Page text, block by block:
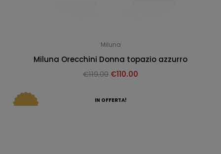
Miluna
Miluna Orecchini Donna topazio azzurro
€119.00 €110.00
IN OFFERTA!